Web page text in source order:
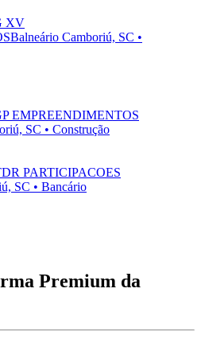
XV
Balneário Camboriú, SC •
EMPREENDIMENTOS
SC • Construção
PARTICIPACOES
SC • Bancário
Premium da